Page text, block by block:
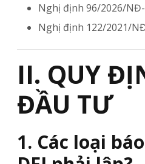
Nghị định 96/2026/
Nghị định 122/2021/
II. QUY
ĐẦU TƯ
1. Các loại